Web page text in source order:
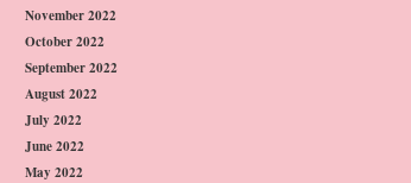
November 2022
October 2022
September 2022
August 2022
July 2022
June 2022
May 2022